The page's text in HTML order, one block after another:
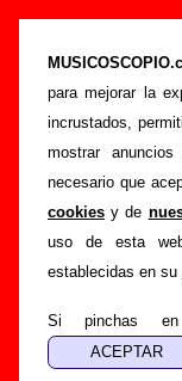
para mejorar la
incrustados,
mostrar
necesario que
cookies y de
uso de esta
establecidas en su
Si pinchas
An animal kink
de vinilo,
Portada >Varios
An animal kink - A
Esta página
sobre eldisco “An
interpretado por
canciones
esta página otros
disponibles: los
créditos de la